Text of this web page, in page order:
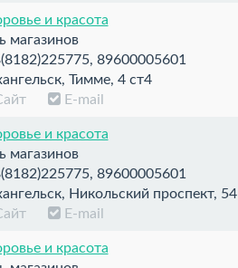
и красота
магазинов
89600005601
Тимме, 4 ст4
E-mail
и красота
магазинов
89600005601
Никольский проспект, 54
E-mail
и красота